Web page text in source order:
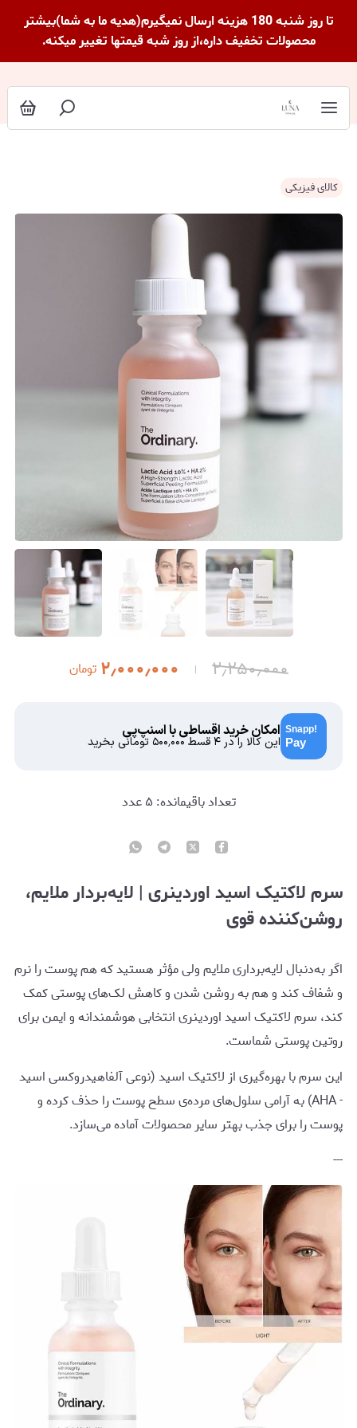
تا روز شنبه 180 هزینه ارسال نمیگیرم(هدیه ما به شما)بیشتر
محصولات تخفیف داره،از روز شبه قیمتها تغییر میکنه.
کالای فیزیکی
۲٫۲۵۰٫۰۰۰ ۲٫۰۰۰٫۰۰۰ تومان
امکان خرید اقساطی با اسنپ‌پی
این کالا را در ۴ قسط ۵۰۰٬۰۰۰ تومانی بخرید
تعداد باقیمانده: ۵عدد
سرم لاکتیک اسید اوردینری | لایه‌بردار ملایم،
روشن‌کننده قوی
اگر به‌دنبال لایه‌برداری ملایم ولی مؤثر هستید که هم پوست را نرم
و شفاف کند و هم به روشن شدن و کاهش لک‌های پوستی کمک
کند، سرم لاکتیک اسید اوردینری انتخابی هوشمندانه و ایمن برای
روتین پوستی شماست.
این سرم با بهره‌گیری از لاکتیک اسید (نوعی آلفاهیدروکسی اسید
- AHA) به آرامی سلول‌های مرده‌ی سطح پوست را حذف کرده و
پوست را برای جذب بهتر سایر محصولات آماده می‌سازد.
---